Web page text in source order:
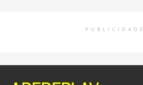
PUBLICIDADE